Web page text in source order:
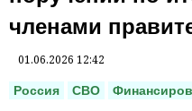
членами
01.06.2026 12:42
Россия СВО